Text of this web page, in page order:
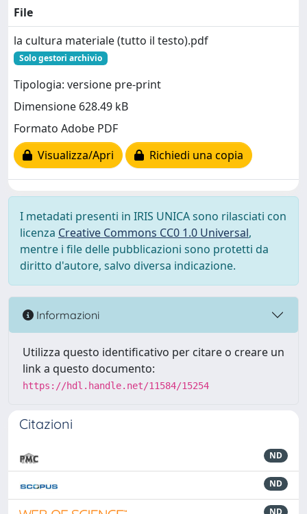
File
la cultura materiale (tutto il testo).pdf
Solo gestori archivio
Tipologia: versione pre-print
Dimensione 628.49 kB
Formato Adobe PDF
Visualizza/Apri
Richiedi una copia
I metadati presenti in IRIS UNICA sono rilasciati con
licenza Creative Commons CC0 1.0 Universal,
mentre i file delle pubblicazioni sono protetti da
diritto d'autore, salvo diversa indicazione.
Informazioni
Utilizza questo identificativo per citare o creare un
link a questo documento:
https://hdl.handle.net/11584/15254
Citazioni
ND
ND